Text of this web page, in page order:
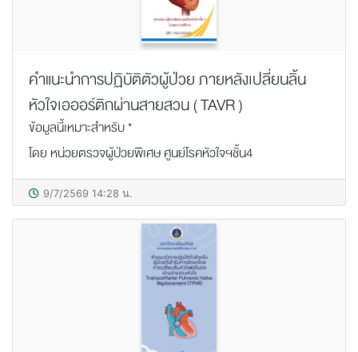
คำแนะนำการปฏิบัติตัวผู้ป่วย ภายหลังเปลี่ยนลิ้น
หัวใจเอออร์ติกผ่านสายสวน ( TAVR )
ข้อมูลนี้เหมาะสำหรับ *
โดย หน่วยตรวจผู้ป่วยพิเศษ ศูนย์โรคหัวใจฯชั้น4
9/7/2569 14:28 น.